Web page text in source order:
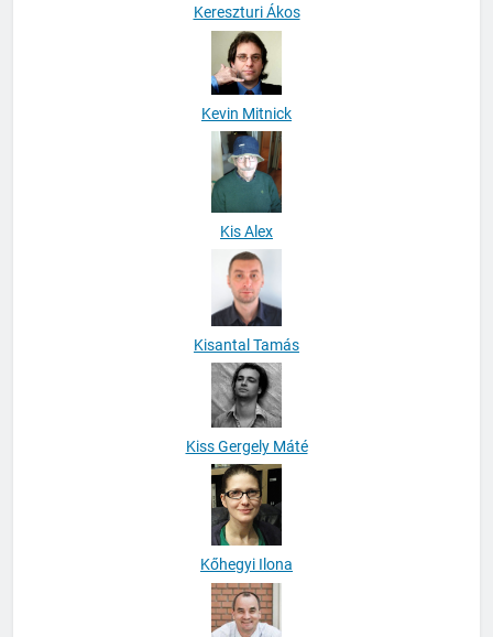
Kereszturi Ákos
Kevin Mitnick
Kis Alex
Kisantal Tamás
Kiss Gergely Máté
Kőhegyi Ilona